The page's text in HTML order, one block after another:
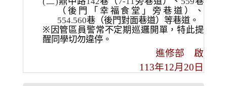
（後門
「幸福食堂」 旁巷道）、
554.560巷（後門對面巷道）等巷道。
※ 因管區員警常不定期巡邏開單，特此提
醒同學切勿違停。
進修部 啟
113年12月 20 日